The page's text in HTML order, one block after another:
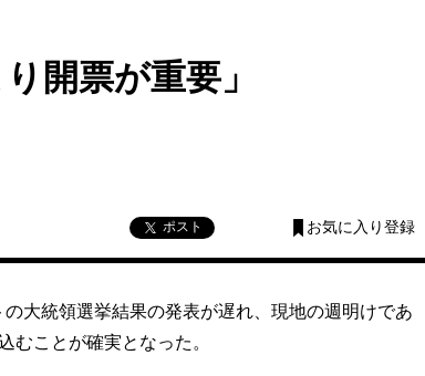
開票が重要」
ポスト お気に入り登録
大統領選挙結果の発表が遅れ、現地の週明けであ
むことが確実となった。